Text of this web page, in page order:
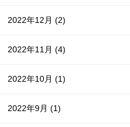
2022年12月(2)
2022年11月(4)
2022年10月(1)
2022年9月(1)